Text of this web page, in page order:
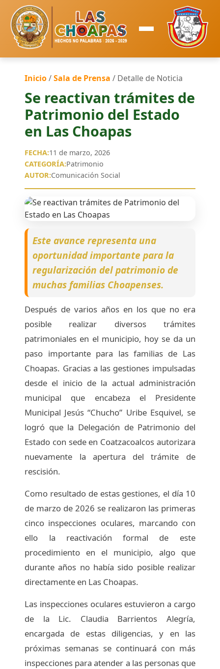
Inicio/Sala de Prensa / Detalle de Noticia
Se reactivan trámites de
Patrimonio del Estado
en Las Choapas
FECHA:11 de marzo, 2026
CATEGORÍA:Patrimonio
AUTOR:Comunicación Social
Este avance representa una
oportunidad importante para la
regularización del patrimonio de
muchas familias Choapenses.
Después de varios años en los que no era
posible realizar diversos trámites
patrimoniales en el municipio, hoy se da un
paso importante para las familias de Las
Choapas. Gracias a las gestiones impulsadas
desde el inicio de la actual administración
municipal que encabeza el Presidente
Municipal Jesús “Chucho” Uribe Esquivel, se
logró que la Delegación de Patrimonio del
Estado con sede en Coatzacoalcos autorizara
nuevamente la apertura del trámite de
rescisión.
Como resultado de estas gestiones, el día 10
de marzo de 2026 se realizaron las primeras
cinco inspecciones oculares, marcando con
ello la reactivación formal de este
procedimiento en el municipio, algo que
durante años no había sido posible realizar
directamente en Las Choapas.
Las inspecciones oculares estuvieron a cargo
de la Lic. Claudia Barrientos Alegría,
encargada de estas diligencias, y en las
próximas semanas se continuará con más
inspecciones para atender a las personas que